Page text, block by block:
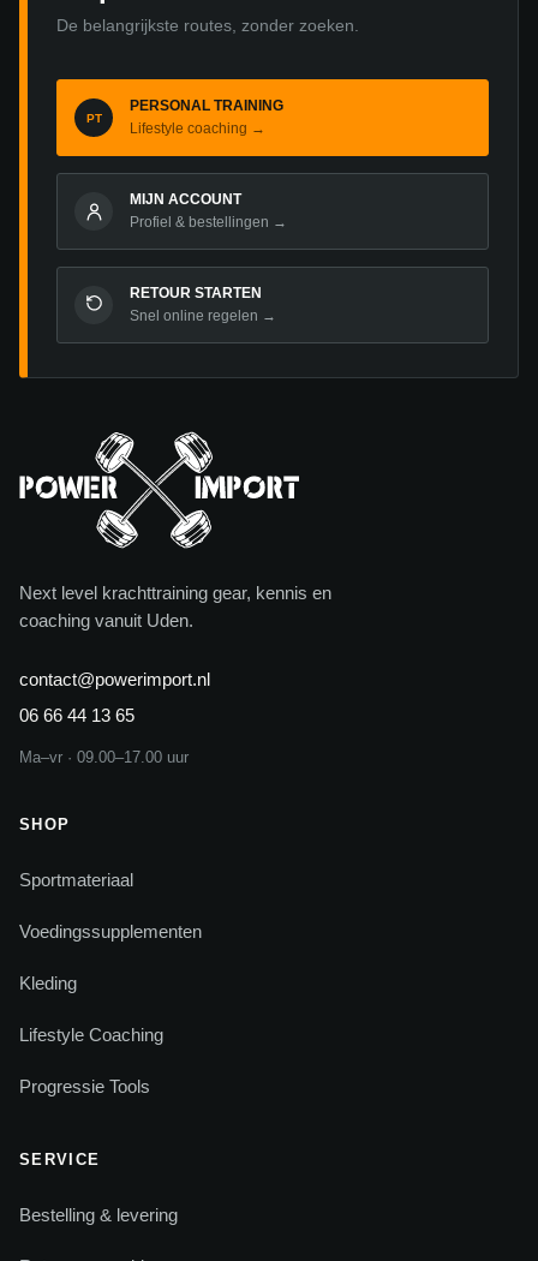
De belangrijkste routes, zonder zoeken.
PT
PERSONAL TRAINING
Lifestyle coaching →
MIJN ACCOUNT
Profiel & bestellingen →
RETOUR STARTEN
Snel online regelen →
Next level krachttraining gear, kennis en
coaching vanuit Uden.
contact@powerimport.nl
06 66 44 13 65
Ma–vr · 09.00–17.00 uur
SHOP
Sportmateriaal
Voedingssupplementen
Kleding
Lifestyle Coaching
Progressie Tools
SERVICE
Bestelling & levering